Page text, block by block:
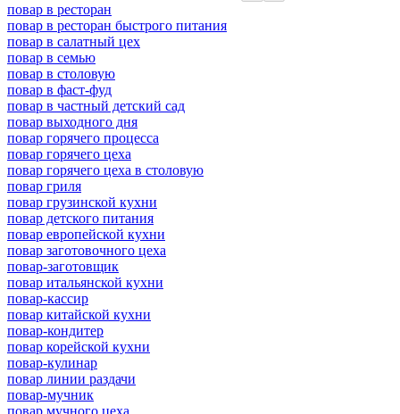
повар в ресторан
повар в ресторан быстрого питания
повар в салатный цех
повар в семью
повар в столовую
повар в фаст-фуд
повар в частный детский сад
повар выходного дня
повар горячего процесса
повар горячего цеха
повар горячего цеха в столовую
повар гриля
повар грузинской кухни
повар детского питания
повар европейской кухни
повар заготовочного цеха
повар-заготовщик
повар итальянской кухни
повар-кассир
повар китайской кухни
повар-кондитер
повар корейской кухни
повар-кулинар
повар линии раздачи
повар-мучник
повар мучного цеха